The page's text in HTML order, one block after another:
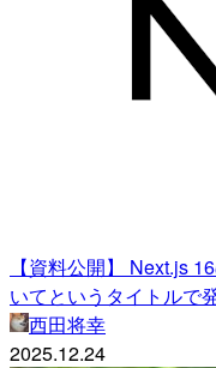
【資料公開】 Next.js
いてというタイトルで
西田将幸
2025.12.24